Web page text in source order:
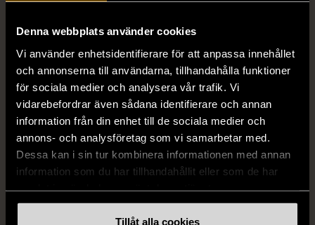
Denna webbplats använder cookies
Vi använder enhetsidentifierare för att anpassa innehållet
och annonserna till användarna, tillhandahålla funktioner
för sociala medier och analysera vår trafik. Vi
vidarebefordrar även sådana identifierare och annan
information från din enhet till de sociala medier och
annons- och analysföretag som vi samarbetar med.
Dessa kan i sin tur kombinera informationen med annan
information som du har tillhandahållit eller som de har
Tillåt alla cookies
1/5
H&M
H&M - Leopardmönstrad
volangklänning
XS (32-34) Nytt skick
99 kr
H&M
H&M - Plisserad midikjol
med resårmidja -
Salviagrön
M (38-40) Gott skick
129 kr